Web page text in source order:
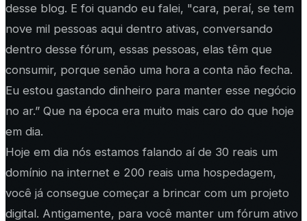
desse blog. E foi quando eu falei, "cara, peraí, se tem
nove mil pessoas aqui dentro ativas, conversando
dentro desse fórum, essas pessoas, elas têm que
consumir, porque senão uma hora a conta não fecha.
Eu estou gastando dinheiro para manter esse negócio
no ar.” Que na época era muito mais caro do que hoje
em dia.
Hoje em dia nós estamos falando aí de 30 reais um
domínio na internet e 200 reais uma hospedagem,
você já consegue começar a brincar com um projeto
digital. Antigamente, para você manter um fórum ativo